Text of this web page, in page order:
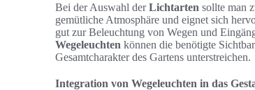
Bei der Auswahl derLichtarten sollte man
gemütliche Atmosphäre und eignet sich
gut zur Beleuchtung von Wegen und
Wegeleuchten können die benötigte
Gesamtcharakter des Gartens unterstreichen.
Integration von Wegeleuchten in das